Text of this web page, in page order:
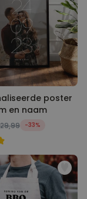
poster
en naam
-33%